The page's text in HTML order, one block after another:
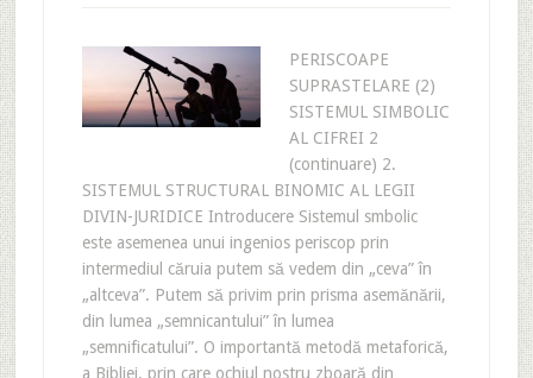
PERISCOAPE
SUPRASTELARE (2)
SISTEMUL SIMBOLIC
AL CIFREI 2
(continuare) 2.
SISTEMUL STRUCTURAL BINOMIC AL LEGII
DIVIN-JURIDICE Introducere Sistemul smbolic
este asemenea unui ingenios periscop prin
intermediul căruia putem să vedem din „ceva” în
„altceva”. Putem să privim prin prisma asemănării,
din lumea „semnicantului” în lumea
„semnificatului”. O importantă metodă metaforică,
a Bibliei, prin care ochiul nostru zboară din